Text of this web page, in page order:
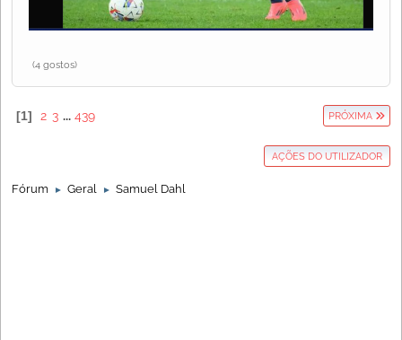
(4 gostos)
1 2 3 ... 439 PRÓXIMA
AÇÕES DO UTILIZADOR
Fórum ► Geral ► Samuel Dahl